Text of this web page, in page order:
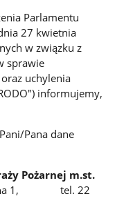
Parlamentu
27 kwietnia
w związku z
sprawie
uchylenia
informujemy,
Pana dane
Pożarnej m.st.
1, tel. 22